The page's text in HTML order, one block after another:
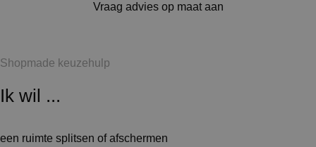
Vraag advies op maat aan
Shopmade keuzehulp
Ik wil ...
een ruimte splitsen of afschermen